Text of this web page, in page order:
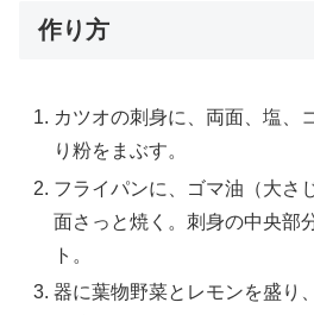
作り方
カツオの刺身に、両面、塩、
り粉をまぶす。
フライパンに、ゴマ油（大さ
面さっと焼く。刺身の中央部
ト。
器に葉物野菜とレモンを盛り